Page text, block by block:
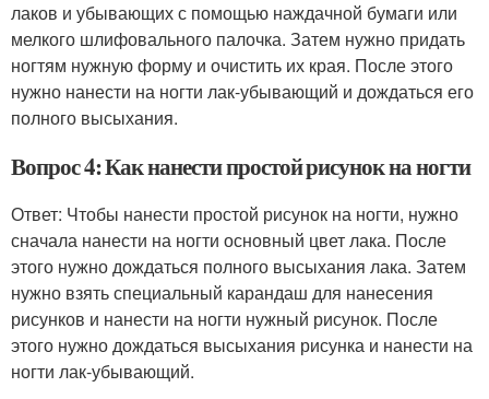
лаков и убывающих с помощью наждачной бумаги или
мелкого шлифовального палочка. Затем нужно придать
ногтям нужную форму и очистить их края. После этого
нужно нанести на ногти лак-убывающий и дождаться его
полного высыхания.
Вопрос 4: Как нанести простой рисунок на ногти
Ответ: Чтобы нанести простой рисунок на ногти, нужно
сначала нанести на ногти основный цвет лака. После
этого нужно дождаться полного высыхания лака. Затем
нужно взять специальный карандаш для нанесения
рисунков и нанести на ногти нужный рисунок. После
этого нужно дождаться высыхания рисунка и нанести на
ногти лак-убывающий.